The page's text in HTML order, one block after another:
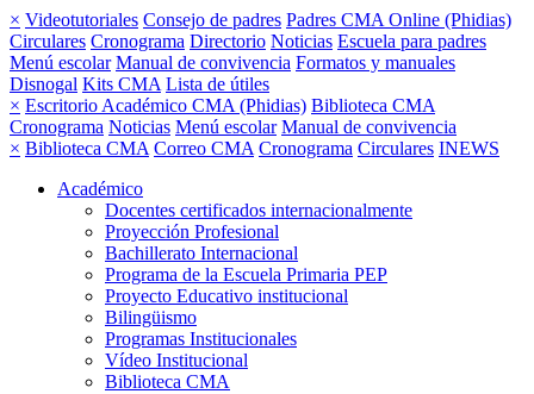
× Videotutoriales Consejo de padres Padres CMA Online (Phidias)
Circulares Cronograma Directorio Noticias Escuela para padres
Menú escolar Manual de convivencia Formatos y manuales
Disnogal Kits CMA Lista de útiles
× Escritorio Académico CMA (Phidias) Biblioteca CMA
Cronograma Noticias Menú escolar Manual de convivencia
× Biblioteca CMA Correo CMA Cronograma Circulares INEWS
Académico
Docentes certificados internacionalmente
Proyección Profesional
Bachillerato Internacional
Programa de la Escuela Primaria PEP
Proyecto Educativo institucional
Bilingüismo
Programas Institucionales
Vídeo Institucional
Biblioteca CMA